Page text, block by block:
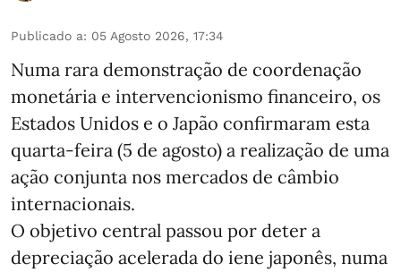
Publicado a: 05 Agosto 2026, 17:34
Numa rara demonstração de coordenação
monetária e intervencionismo financeiro, os
Estados Unidos e o Japão confirmaram esta
quarta-feira (5 de agosto) a realização de uma
ação conjunta nos mercados de câmbio
internacionais.
O objetivo central passou por deter a
depreciação acelerada do iene japonês, numa